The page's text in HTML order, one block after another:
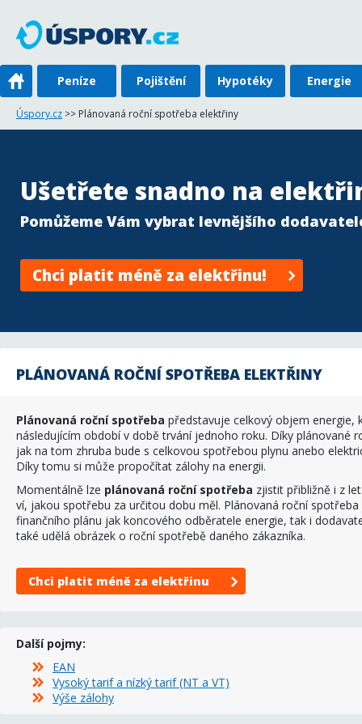
Peníze Pojištění Hypotéky Energie
Úspory.cz >> Plánovaná roční spotřeba elektřiny
Ušetřete snadno na
Pomůžeme Vám vybrat levnějšího
Chci platit méně za elektřinu!
PLÁNOVANÁ ROČNÍ SPOTŘEBA ELEKTŘINY
Plánovaná roční spotřeba představuje celkový objem energie,
následujícím období v době trvání jednoho roku. Díky plánované
jak na tom zhruba bude s celkovou spotřebou plynu anebo
Díky tomu si může propočítat zálohy na energii.
Momentálně lze plánovaná roční spotřeba zjistit přibližně i z
ví, jakou spotřebu za určitou dobu měl. Plánovaná roční
finančního plánu jak koncového odběratele energie, tak i
také udělá obrázek o roční spotřebě daného zákazníka.
Chci platit méně za elektřinu
Další pojmy:
EAN
Vysoký tarif a nízký tarif (NT a VT)
Výše zálohy